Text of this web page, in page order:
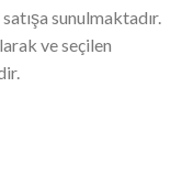
sunulmaktadır.
ve seçilen